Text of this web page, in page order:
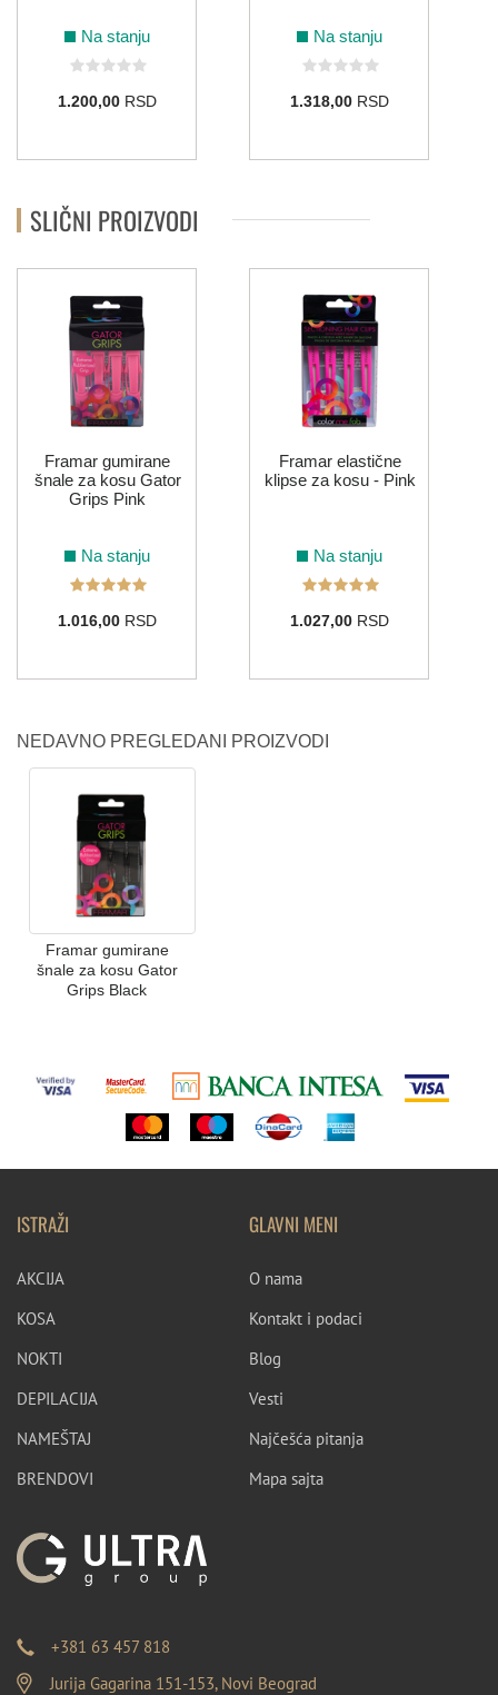
Na stanju
1.200,00RSD
Na stanju
1.318,00RSD
SLIČNI PROIZVODI
Framar gumirane
šnale za kosu Gator
Grips Pink
Na stanju
1.016,00RSD
Framar elastične
klipse za kosu - Pink
Na stanju
1.027,00RSD
NEDAVNO PREGLEDANI PROIZVODI
Framar gumirane
šnale za kosu Gator
Grips Black
ISTRAŽI
AKCIJA
KOSA
NOKTI
DEPILACIJA
NAMEŠTAJ
BRENDOVI
GLAVNI MENI
O nama
Kontakt i podaci
Blog
Vesti
Najčešća pitanja
Mapa sajta
+381 63 457 818
Jurija Gagarina 151-153, Novi Beograd